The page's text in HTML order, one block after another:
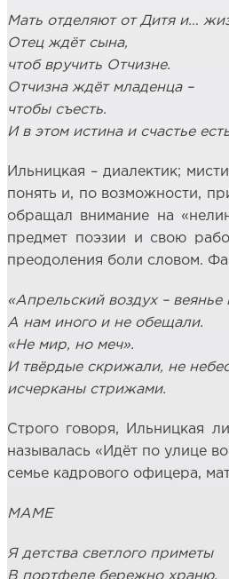
Мать отделяют от Дитя и…
Отец ждёт сына,
чтоб вручить Отчизне.
Отчизна ждёт младенца –
чтобы съесть.
И в этом истина и счастье
Ильницкая – диалектик;
понять и, по возможности,
обращал внимание на
предмет поэзии и свою
преодоления боли словом.
«Апрельский воздух – веянье
А нам иного и не обещали.
«Не мир, но меч».
И твёрдые скрижали, не
исчерканы стрижами.
Строго говоря, Ильницкая
называлась «Идёт по улице
семье кадрового офицера,
МАМЕ
Я детства светлого приметы
В портфеле бережно храню.